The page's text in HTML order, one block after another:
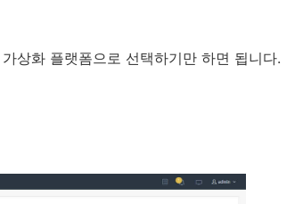
상화 플랫폼으로 선택하기만 하면 됩니다.